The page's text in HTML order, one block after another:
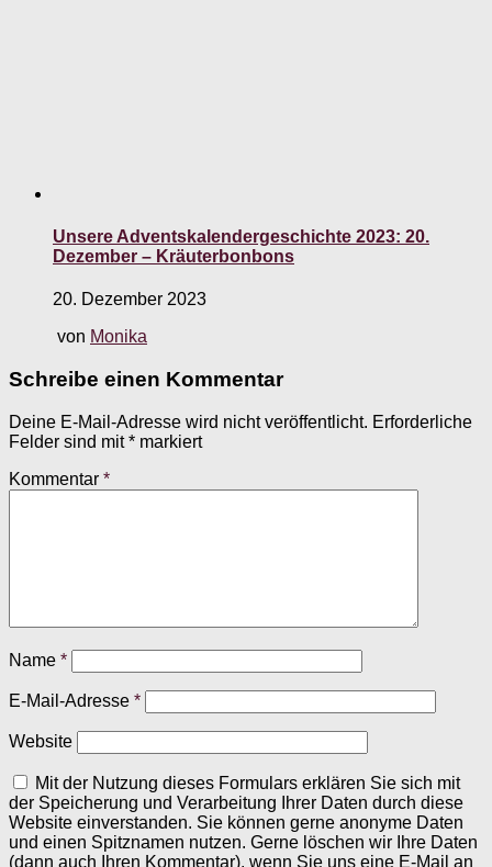
Unsere Adventskalendergeschichte 2023: 20.
Dezember – Kräuterbonbons
20. Dezember 2023
von Monika
Schreibe einen Kommentar
Deine E-Mail-Adresse wird nicht veröffentlicht. Erforderliche
Felder sind mit* markiert
Kommentar *
Name *
E-Mail-Adresse *
Website
Mit der Nutzung dieses Formulars erklären Sie sich mit
der Speicherung und Verarbeitung Ihrer Daten durch diese
Website einverstanden. Sie können gerne anonyme Daten
und einen Spitznamen nutzen. Gerne löschen wir Ihre Daten
(dann auch Ihren Kommentar), wenn Sie uns eine E-Mail an